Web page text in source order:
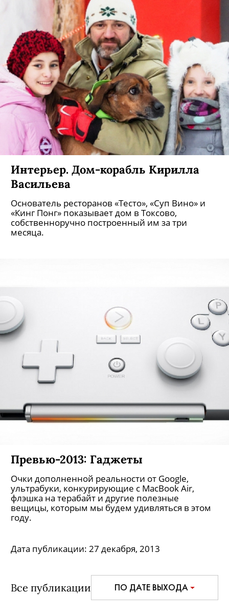
Интерьер. Дом-корабль Кирилла
Васильева
Основатель ресторанов «Тесто», «Суп Вино» и
«Кинг Понг» показывает дом в Токсово,
собственноручно построенный им за три
месяца.
Превью-2013: Гаджеты
Очки дополненной реальности от Google,
ультрабуки, конкурирующие с MacBook Air,
флэшка на терабайт и другие полезные
вещицы, которым мы будем удивляться в этом
году.
Дата публикации: 27 декабря, 2013
Все публикации ПО ДАТЕ ВЫХОДА